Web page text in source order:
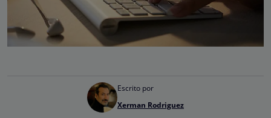
Escrito por
Xerman Rodriguez